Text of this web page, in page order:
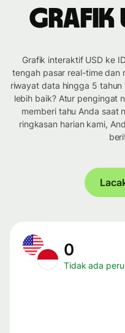
Grafik
Grafik interaktif USD ke
tengah pasar real-time dan
riwayat data hingga 5
lebih baik? Atur pengingat
memberi tahu Anda saat
ringkasan harian kami,
0
Tidak ada